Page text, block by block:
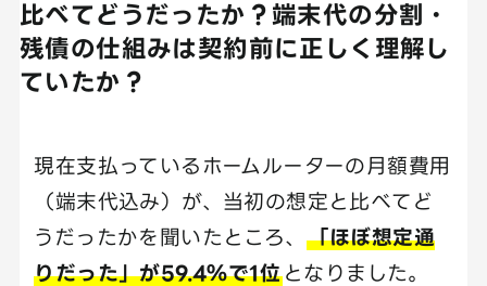
比べてどうだったか？端末代の分割・
残債の仕組みは契約前に正しく理解し
ていたか？
現在支払っているホームルーターの月額費用
（端末代込み）が、当初の想定と比べてど
うだったかを聞いたところ、 「ほぼ想定通
りだった」が59.4％で1位 となりました。